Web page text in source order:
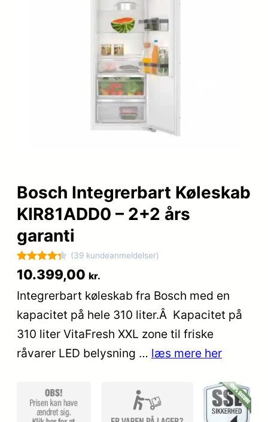
Bosch Integrerbart Køleskab
KIR81ADD0 – 2+2 års
garanti
Bedømt
ud af 5
baseret
på
39
mmelser
(39 kundeanmeldelser)
10.399,00 kr.
Integrerbart køleskab fra Bosch med en
kapacitet på hele 310 liter.Â Kapacitet på
310 liter VitaFresh XXL zone til friske
råvarer LED belysning … læs mere her